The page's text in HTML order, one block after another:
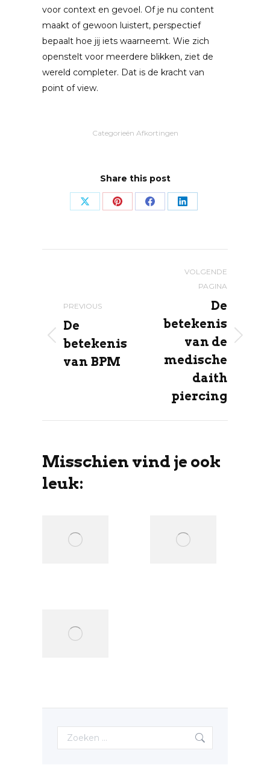
voor context en gevoel. Of je nu content
maakt of gewoon luistert, perspectief
bepaalt hoe jij iets waarneemt. Wie zich
openstelt voor meerdere blikken, ziet de
wereld completer. Dat is de kracht van
point of view.
Categorieën Afkortingen
Share this post
Share Share Share Share
PREVIOUS
Previous
post:
De
betekenis
van BPM
VOLGENDE
PAGINA
Volgende
pagina
De
betekenis
van de
medische
daith
piercing
Misschien vind je ook
leuk:
Search: